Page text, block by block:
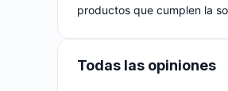
productos que cumplen la
Todas las opiniones